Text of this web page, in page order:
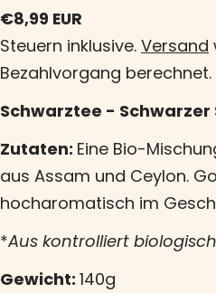
Regulärer
Preis
€8,99 EUR
Steuern inklusive. Versand
Bezahlvorgang berechnet.
Schwarztee - Schwarzer
Zutaten: Eine Bio-
aus Assam und Ceylon.
hocharomatisch im
*Aus kontrolliert
Gewicht: 140g